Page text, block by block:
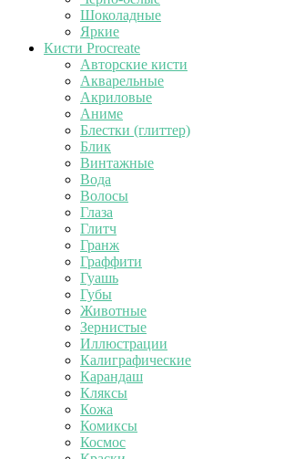
Шоколадные
Яркие
Кисти Procreate
Авторские кисти
Акварельные
Акриловые
Аниме
Блестки (глиттер)
Блик
Винтажные
Вода
Волосы
Глаза
Глитч
Гранж
Граффити
Гуашь
Губы
Животные
Зернистые
Иллюстрации
Калиграфические
Карандаш
Кляксы
Кожа
Комиксы
Космос